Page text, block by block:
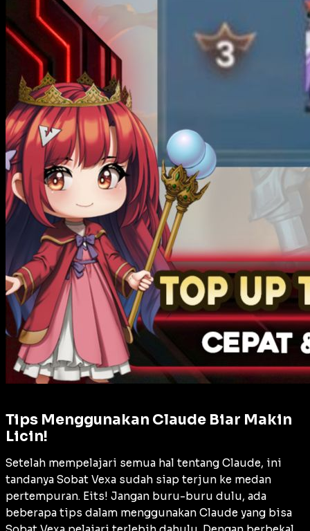
Tips Menggunakan Claude Biar Makin
Licin!
Setelah mempelajari semua hal tentang Claude, ini
tandanya Sobat Vexa sudah siap terjun ke medan
pertempuran. Eits! Jangan buru-buru dulu, ada
beberapa tips dalam menggunakan Claude yang bisa